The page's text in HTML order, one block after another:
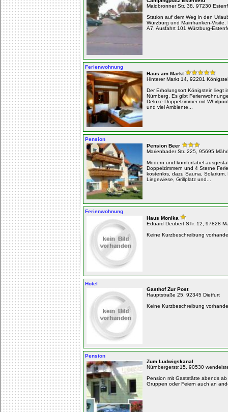
Maidbronner Str. 38, 97230
Station auf dem Weg in den
Würzburg und Mainfranken-
A7, Ausfahrt 101 Würzburg-
Ferienwohnung
Haus am Markt
Hinterer Markt 14, 92281
Der Erholungsort Königstein liegt
Nürnberg. Es gibt
Deluxe-Doppelzimmer mit
und viel Ambiente...
Pension
Pension Beer
Marienbader Str. 225, 95695
Modern und komfortabel
Doppelzimmern und 4 Sterne
kostenlos, dazu Sauna, Solarium,
Liegewiese, Grillplatz und...
Ferienwohnung
Haus Monika
Eduard Deubert STr. 12, 97828
Keine Kurzbeschreibung
Hotel
Gasthof Zur Post
Hauptstraße 25, 92345 Dietfurt
Keine Kurzbeschreibung
Pension
Zum Ludwigskanal
Nürnbergerstr.15, 90530
Pension mit Gaststätte abends
Gruppen oder Feiern auch an